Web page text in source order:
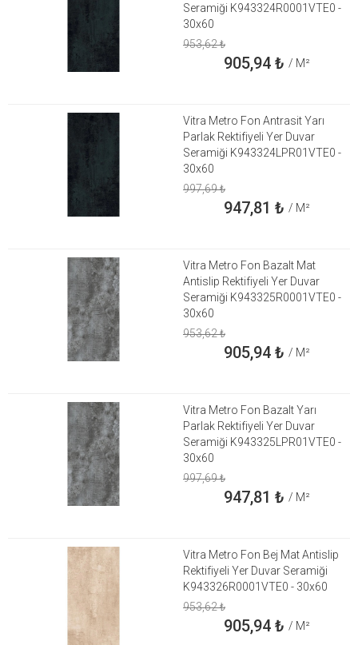
Seramiği K943324R0001VTE0 -
30x60
953,62₺
905,94₺ / M²
Vitra Metro Fon Antrasit Yarı
Parlak Rektifiyeli Yer Duvar
Seramiği K943324LPR01VTE0 -
30x60
997,69₺
947,81 ₺ / M²
Vitra Metro Fon Bazalt Mat
Antislip Rektifiyeli Yer Duvar
Seramiği K943325R0001VTE0 -
30x60
953,62₺
905,94₺ / M²
Vitra Metro Fon Bazalt Yarı
Parlak Rektifiyeli Yer Duvar
Seramiği K943325LPR01VTE0 -
30x60
997,69₺
947,81 ₺ / M²
Vitra Metro Fon Bej Mat Antislip
Rektifiyeli Yer Duvar Seramiği
K943326R0001VTE0 - 30x60
953,62₺
905,94₺ / M²